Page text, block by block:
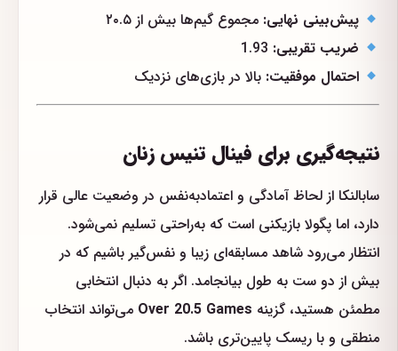
پیش‌بینی نهایی: مجموع گیم‌ها بیش از ۲۰.۵
ضریب تقریبی:
احتمال موفقیت: بالا در بازی‌های نزدیک
نتیجه‌گیری برای فینال تنیس زنان
سابالنکا از لحاظ آمادگی و اعتمادبه‌نفس در وضعیت عالی قرار
دارد، اما پگولا بازیکنی است که به‌راحتی تسلیم نمی‌شود.
انتظار می‌رود شاهد مسابقه‌ای زیبا و نفس‌گیر باشیم که در
بیش از دو ست به طول بیانجامد. اگر به دنبال انتخابی
مطمئن هستید، گزینه Over 20.5 Games می‌تواند انتخاب
منطقی و با ریسک پایین‌تری باشد.